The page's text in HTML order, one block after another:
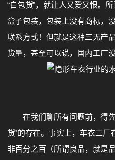
“白包货”，就让人又爱又恨。
盒子包装，包装上没有商标，
联系方式！但就是这种三无产
货量，甚至可以说，国内工厂
在我们聊所有问题前，得先
货”的存在。事实上，车衣工厂
非百分之百（所谓良品，就是